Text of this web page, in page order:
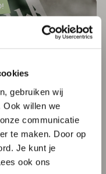
gebruiken wij
Ook willen we
communicatie
te maken. Door op
Je kunt je
ook ons
Posters
€ 0,20 per stuk
Bewuste keuze